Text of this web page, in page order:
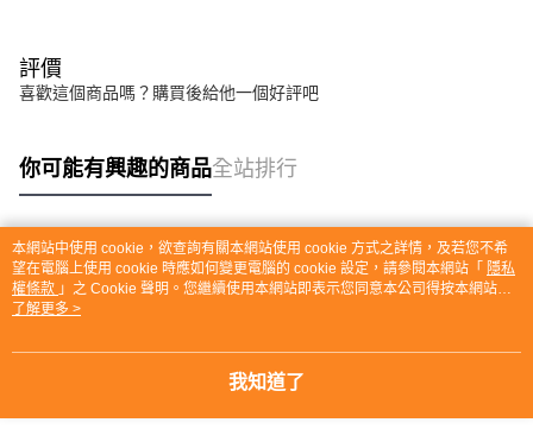
評價
喜歡這個商品嗎？購買後給他一個好評吧
你可能有興趣的商品全站排行
熱門標籤
本網站中使用 cookie，欲查詢有關本網站使用 cookie 方式之詳情，及若您不希
望在電腦上使用 cookie 時應如何變更電腦的 cookie 設定，請參閱本網站「 隱私
權條款 」之 Cookie 聲明。您繼續使用本網站即表示您同意本公司得按本網站使
用條款之 Cookie 聲明使用 cookie。
了解更多 >
我知道了